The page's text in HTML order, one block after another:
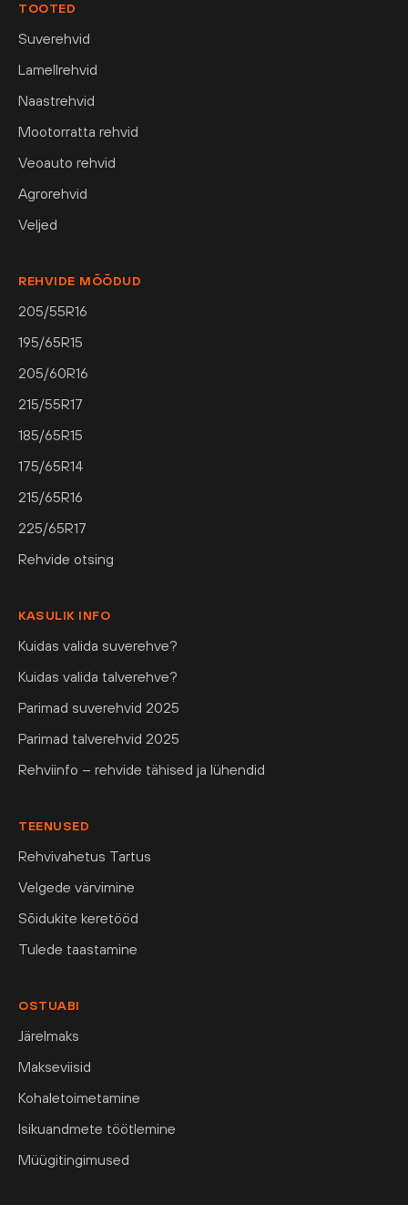
TOOTED
Suverehvid
Lamellrehvid
Naastrehvid
Mootorratta rehvid
Veoauto rehvid
Agrorehvid
Veljed
REHVIDE MÕÕDUD
205/55R16
195/65R15
205/60R16
215/55R17
185/65R15
175/65R14
215/65R16
225/65R17
Rehvide otsing
KASULIK INFO
Kuidas valida suverehve?
Kuidas valida talverehve?
Parimad suverehvid 2025
Parimad talverehvid 2025
Rehviinfo – rehvide tähised ja lühendid
TEENUSED
Rehvivahetus Tartus
Velgede värvimine
Sõidukite keretööd
Tulede taastamine
OSTUABI
Järelmaks
Makseviisid
Kohaletoimetamine
Isikuandmete töötlemine
Müügitingimused